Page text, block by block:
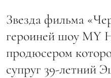
Звезда фильма
героиней шоу MY
продюсером
супруг 39-летний